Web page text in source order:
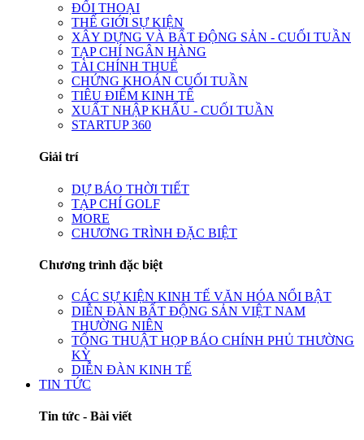
ĐỐI THOẠI
THẾ GIỚI SỰ KIỆN
XÂY DỰNG VÀ BẤT ĐỘNG SẢN - CUỐI TUẦN
TẠP CHÍ NGÂN HÀNG
TÀI CHÍNH THUẾ
CHỨNG KHOÁN CUỐI TUẦN
TIÊU ĐIỂM KINH TẾ
XUẤT NHẬP KHẨU - CUỐI TUẦN
STARTUP 360
Giải trí
DỰ BÁO THỜI TIẾT
TẠP CHÍ GOLF
MORE
CHƯƠNG TRÌNH ĐẶC BIỆT
Chương trình đặc biệt
CÁC SỰ KIỆN KINH TẾ VĂN HÓA NỔI BẬT
DIỄN ĐÀN BẤT ĐỘNG SẢN VIỆT NAM
THƯỜNG NIÊN
TỔNG THUẬT HỌP BÁO CHÍNH PHỦ THƯỜNG
KỲ
DIỄN ĐÀN KINH TẾ
TIN TỨC
Tin tức - Bài viết